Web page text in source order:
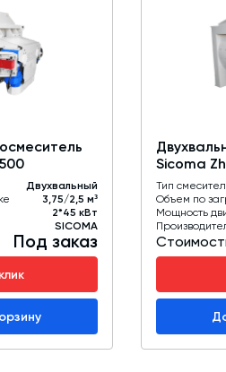
Двухвальный
3,75/2,5 м³
2*45 кВт
SICOMA
Под заказ
Sicoma
Тип
Объем по
Мощность